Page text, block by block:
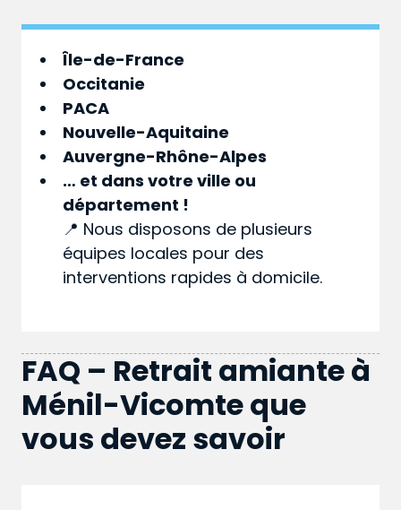
Île-de-France
Occitanie
PACA
Nouvelle-Aquitaine
Auvergne-Rhône-Alpes
… et dans votreville ou
département !
📍 Nous disposons de plusieurs
équipes locales pour des
interventions rapides à domicile.
FAQ – Retrait amiante à
Ménil-Vicomte que
vous devez savoir